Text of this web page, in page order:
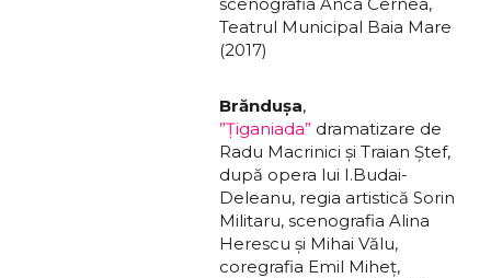
Teatrul Municipal Baia Mare
(2017)
Brăndușa,
”Țiganiada” dramatizare de
Radu Macrinici și Traian Ștef,
după opera lui I.Budai-
Deleanu, regia artistică Sorin
Militaru, scenografia Alina
Herescu și Mihai Vălu,
coregrafia Emil Miheț,